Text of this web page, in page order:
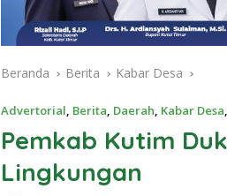
Beranda Berita Kabar Desa
Advertorial, Berita, Daerah, Kabar Desa,
Pemkab Kutim
Lingkungan